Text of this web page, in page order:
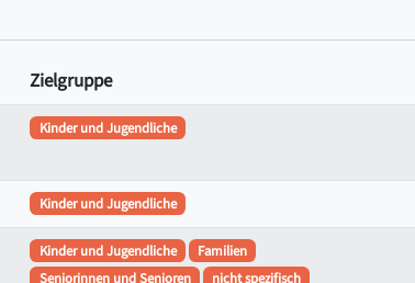
Zielgruppe
Kinder und Jugendliche
Kinder und Jugendliche
Kinder und Jugendliche
Familien
Seniorinnen und Senioren
nicht spezifisch